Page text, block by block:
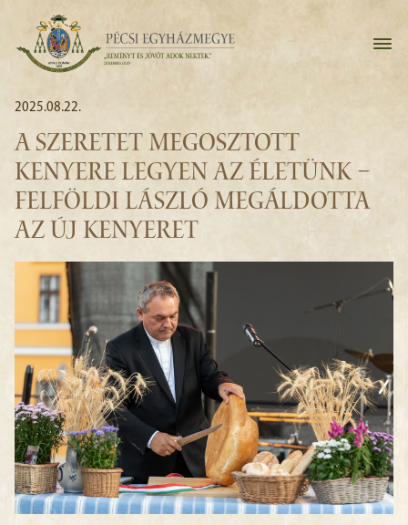
2025.08.22.
A SZERETET MEGOSZTOTT
KENYERE LEGYEN AZ ÉLETÜNK –
FELFÖLDI LÁSZLÓ MEGÁLDOTTA
AZ ÚJ KENYERET